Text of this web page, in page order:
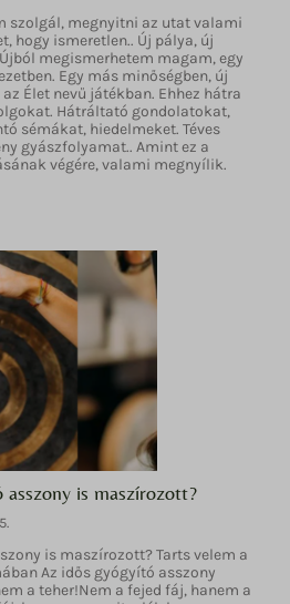
szolgál, megnyitni az utat valami
hogy ismeretlen.. Új pálya, új
megismerhetem magam, egy
Egy más minőségben, új
Élet nevű játékban. Ehhez hátra
Hátráltató gondolatokat,
sémákat, hiedelmeket. Téves
gyászfolyamat.. Amint ez a
végére, valami megnyílik.
is maszírozott?
is maszírozott? Tarts velem a
Az idős gyógyító asszony
a teher!Nem a fejed fáj, hanem a